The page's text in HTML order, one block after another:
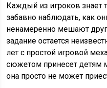
Каждый из игроков знает
забавно наблюдать, как
ненамеренно мешают
задание остается
лет с простой игровой
сюжетом принесет детям
она просто не может